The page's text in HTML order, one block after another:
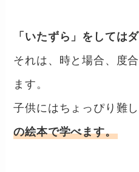
「いたずら」をしては
それは、時と場合、度
ます。
子供にはちょっぴり難
の絵本で学べます。